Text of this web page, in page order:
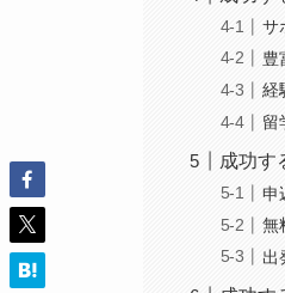
サ
豊
経
留
成功す
申
無
出